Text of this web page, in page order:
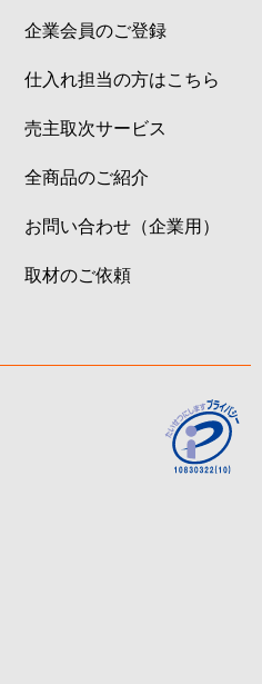
企業会員のご登録
仕入れ担当の方はこちら
売主取次サービス
全商品のご紹介
お問い合わせ（企業用）
取材のご依頼